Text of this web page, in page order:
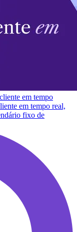
em tempo
em tempo real,
fixo de